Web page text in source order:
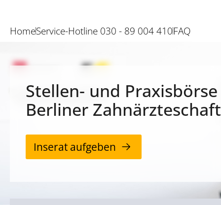
HomeService-Hotline 030 - 89 004 410FAQ
Stellen- und
Berliner Zahnärzteschaft
Inserat aufgeben